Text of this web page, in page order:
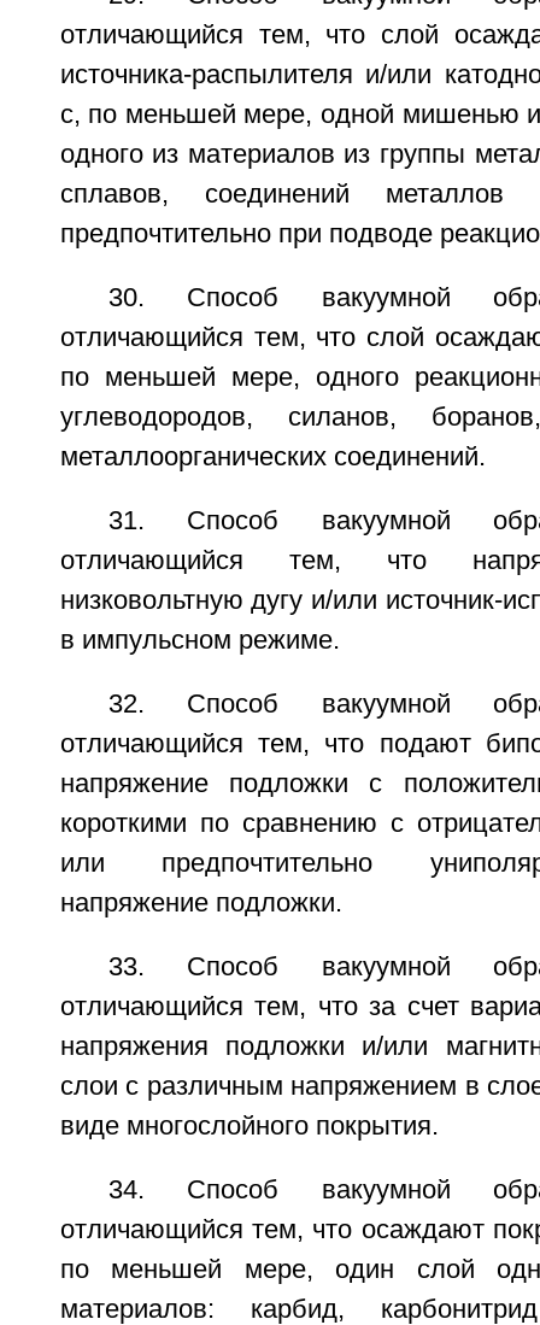
отличающийся тем, что слой
источника-распылителя и/или
с, по меньшей мере, одной мишенью
одного из материалов из группы
сплавов, соединений
предпочтительно при подводе
30. Способ вакуумной
отличающийся тем, что слой
по меньшей мере, одного
углеводородов, силанов,
металлоорганических соединений.
31. Способ вакуумной
отличающийся тем, что
низковольтную дугу и/или источник-
в импульсном режиме.
32. Способ вакуумной
отличающийся тем, что подают
напряжение подложки с
короткими по сравнению с
или предпочтительно
напряжение подложки.
33. Способ вакуумной
отличающийся тем, что за счет
напряжения подложки и/или
слои с различным напряжением в
виде многослойного покрытия.
34. Способ вакуумной
отличающийся тем, что осаждают
по меньшей мере, один слой
материалов: карбид,